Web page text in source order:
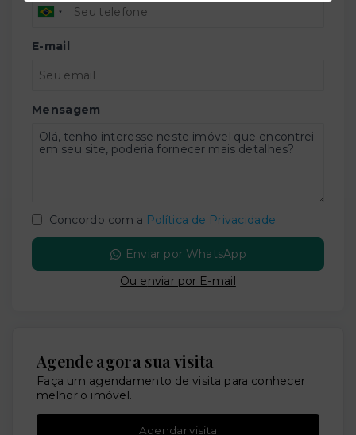
E-mail
Mensagem
Concordo com a Política de Privacidade
Enviar por WhatsApp
Ou enviar por E-mail
Agende agora sua visita
Faça um agendamento de visita para conhecer
melhor o imóvel.
Agendar visita